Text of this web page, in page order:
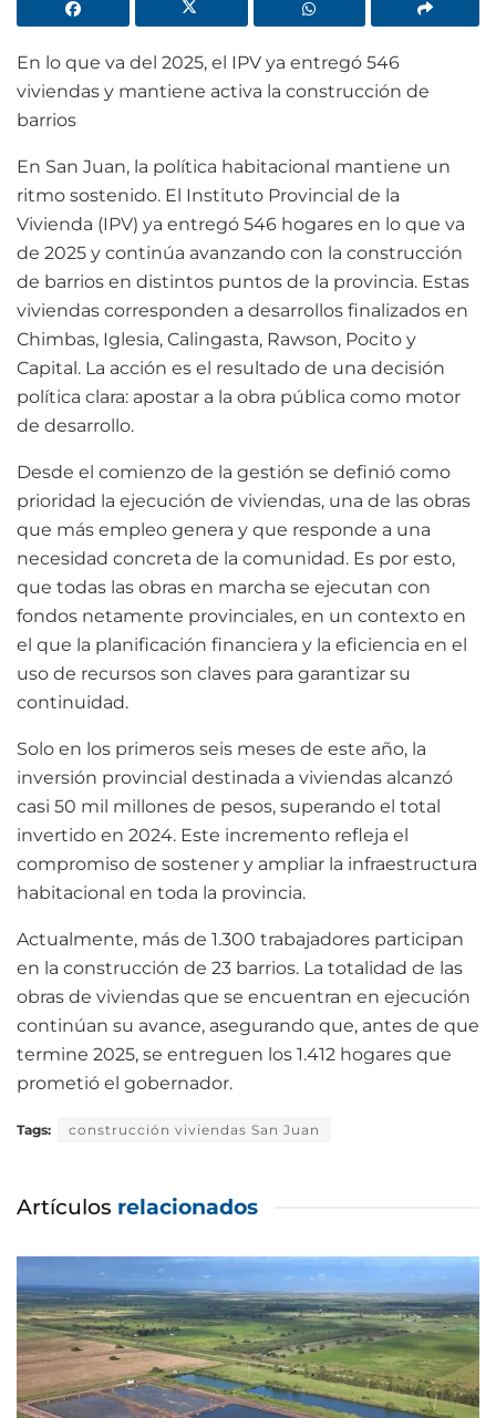
En lo que va del 2025, el IPV ya entregó 546
viviendas y mantiene activa la construcción de
barrios
En San Juan, la política habitacional mantiene un
ritmo sostenido. El Instituto Provincial de la
Vivienda (IPV) ya entregó 546 hogares en lo que va
de 2025 y continúa avanzando con la construcción
de barrios en distintos puntos de la provincia. Estas
viviendas corresponden a desarrollos finalizados en
Chimbas, Iglesia, Calingasta, Rawson, Pocito y
Capital. La acción es el resultado de una decisión
política clara: apostar a la obra pública como motor
de desarrollo.
Desde el comienzo de la gestión se definió como
prioridad la ejecución de viviendas, una de las obras
que más empleo genera y que responde a una
necesidad concreta de la comunidad. Es por esto,
que todas las obras en marcha se ejecutan con
fondos netamente provinciales, en un contexto en
el que la planificación financiera y la eficiencia en el
uso de recursos son claves para garantizar su
continuidad.
Solo en los primeros seis meses de este año, la
inversión provincial destinada a viviendas alcanzó
casi 50 mil millones de pesos, superando el total
invertido en 2024. Este incremento refleja el
compromiso de sostener y ampliar la infraestructura
habitacional en toda la provincia.
Actualmente, más de 1.300 trabajadores participan
en la construcción de 23 barrios. La totalidad de las
obras de viviendas que se encuentran en ejecución
continúan su avance, asegurando que, antes de que
termine 2025, se entreguen los 1.412 hogares que
prometió el gobernador.
Tags: construcción viviendas San Juan
Artículos relacionados